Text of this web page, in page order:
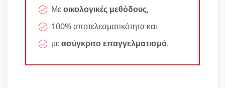
Μεοικολογικές μεθόδους,
100% αποτελεσματικότητα και
μεασύγκριτο επαγγελματισμό.